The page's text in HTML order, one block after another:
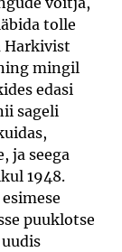
tolle
Harkivist
mingil
edasi
sageli
ja seega
1948.
puuklotse